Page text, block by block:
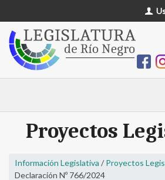
Proyectos
Información Legislativa / Proyectos
Declaración Nº 766/2024